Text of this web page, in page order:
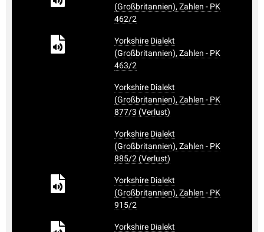
(Großbritannien), Zahlen - PK
462/2
Yorkshire Dialekt
(Großbritannien), Zahlen - PK
463/2
Yorkshire Dialekt
(Großbritannien), Zahlen - PK
877/3 (Verlust)
Yorkshire Dialekt
(Großbritannien), Zahlen - PK
885/2 (Verlust)
Yorkshire Dialekt
(Großbritannien), Zahlen - PK
915/2
Yorkshire Dialekt